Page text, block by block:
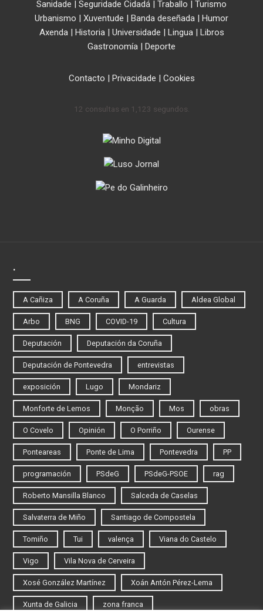
Sanidade | Seguridade Cidadá | Traballo | Turismo
Urbanismo | Xuventude | Banda deseñada | Humor
Axenda| Historia| Universidade | Lingua| Libros
Gastronomía | Deporte
Contacto | Privacidade | Cookies
12 consultas en 1,123 segundos.
.
A Cañiza A Coruña A Guarda Aldea Global
Arbo BNG COVID-19 Cultura
Deputación Deputación da Coruña
Deputación de Pontevedra entrevistas
exposición Lugo Mondariz
Monforte de Lemos Monção Mos obras
O Covelo Opinión O Porriño Ourense
Ponteareas Ponte de Lima Pontevedra PP
programación PSdeG PSdeG-PSOE rag
Roberto Mansilla Blanco Salceda de Caselas
Salvaterra de Miño Santiago de Compostela
Tomiño Tui valença Viana do Castelo
Vigo Vila Nova de Cerveira
Xosé González Martínez Xoán Antón Pérez-Lema
Xunta de Galicia zona franca